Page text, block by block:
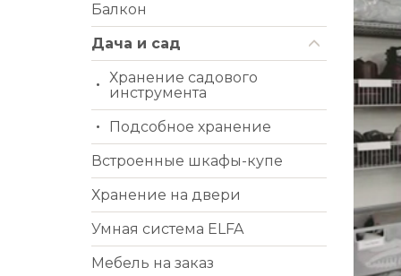
Балкон
Дача и сад
Хранение садового
инструмента
Подсобное хранение
Встроенные шкафы-купе
Хранение на двери
Умная система ELFA
Мебель на заказ